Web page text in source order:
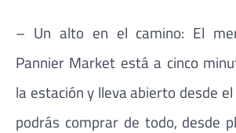
– Un alto en el camino: El
Pannier Market está a cinco
la estación y lleva abierto desde
podrás comprar de todo, desde